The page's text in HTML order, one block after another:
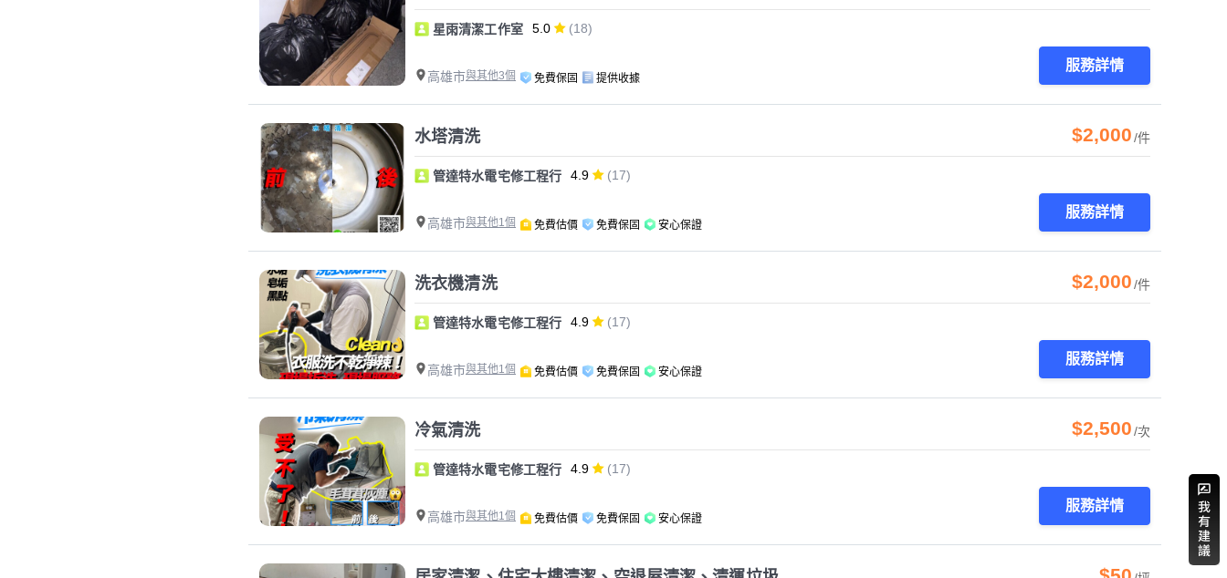
星雨清潔工作室 5.0 (18)
高雄市與其他3個 免費保固 提供收據
服務詳情
水塔清洗 $2,000/件
管達特水電宅修工程行 4.9 (17)
高雄市與其他1個 免費估價 免費保固 安心保證
服務詳情
洗衣機清洗 $2,000/件
管達特水電宅修工程行 4.9 (17)
高雄市與其他1個 免費估價 免費保固 安心保證
服務詳情
冷氣清洗 $2,500/次
管達特水電宅修工程行 4.9 (17)
高雄市與其他1個 免費估價 免費保固 安心保證
服務詳情